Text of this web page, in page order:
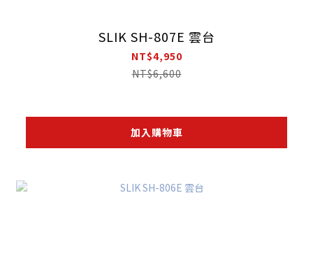
SLIK SH-807E 雲台
NT$4,950
NT$6,600
加入購物車